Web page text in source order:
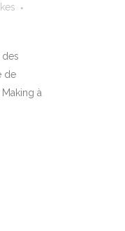
de
à